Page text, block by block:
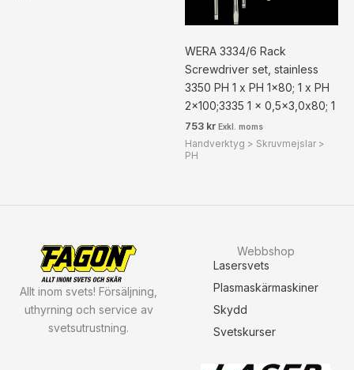
WERA 3334/6 Rack
Screwdriver set, stainless
3350 PH 1 x PH 1×80; 1 x PH
2×100;3335 1 x 0,5×3,0x80; 1
753 kr Exkl. moms
Handverktyg > Skruvmejslar >
PH
Allt inom svets! Försäljning,
uthyrning och service av
svetsutrustning.
Webbshop
Lasersvets
Plasmaskärmaskiner
Skydd
Svetskurser